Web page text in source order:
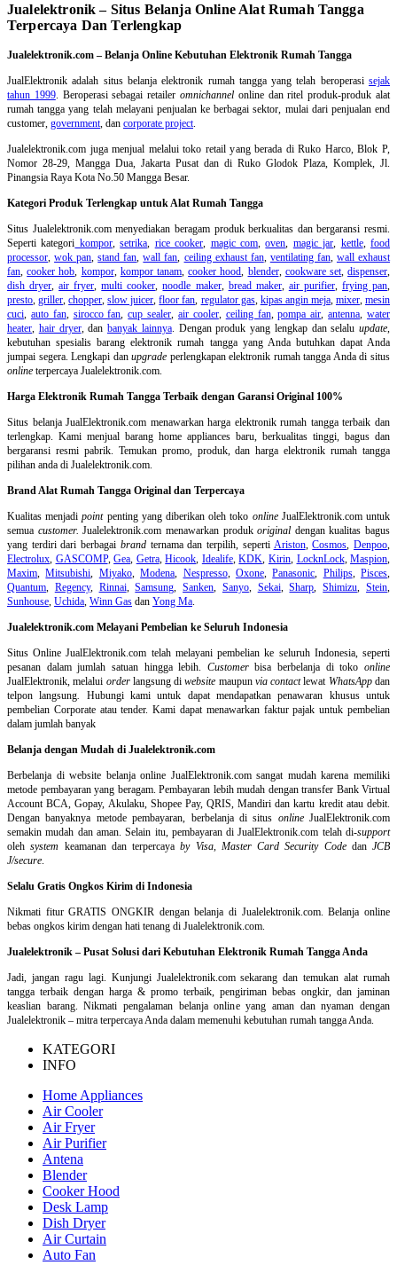
Jualelektronik – Situs Belanja Online Alat Rumah Tangga
Terpercaya Dan Terlengkap
Jualelektronik.com – Belanja Online Kebutuhan Elektronik Rumah Tangga
JualElektronik adalah situs belanja elektronik rumah tanggayang telah beroperasisejak
tahun 1999. Beroperasi sebagai retaileromnichannel online dan ritel produk-produk alat
rumah tangga yang telah melayani penjualan ke berbagai sektor, mulai dari penjualan end
customer, government , dan corporate project
Jualelektronik.com juga menjual melalui toko retail yang berada di Ruko Harco, Blok P,
Nomor 28-29, Mangga Dua, Jakarta Pusat dan di Ruko Glodok Plaza, Komplek, Jl.
Pinangsia Raya Kota No.50 Mangga Besar.
Kategori Produk Terlengkap untuk Alat Rumah Tangga
Situs Jualelektronik.com menyediakan beragam produk berkualitas dan bergaransi resmi.
Seperti kategori kompor,setrika rice cooker magic com,oven magic jar kettle,food
processor ,wok pan ,stand fan ,wall fan ceiling exhaust fan, ventilating fan, wall exhaust
fan ,cooker hob kompor, kompor tanam,cooker hood blender, cookware set,dispenser
dish dryer ,air fryer ,multi cooker ,noodle maker, bread maker, air purifier, frying pan
presto ,griller ,chopper ,slow juicer ,floor fan regulator gas, kipas angin meja, mixer,mesin
cuci auto fan, sirocco fan ,cup sealer ,air cooler, ceiling fan,pompa air ,antenna ,water
heater hair dryer, dan banyak lainnya. Dengan produk yang lengkap dan selalu update
kebutuhan spesialis barang elektronik rumah tangga yang Anda butuhkan dapat Anda
jumpai segera. Lengkapi danupgrade perlengkapan elektronik rumah tangga Anda di situs
online terpercaya Jualelektronik.com.
Harga Elektronik Rumah Tangga Terbaik dengan Garansi Original 100%
Situs belanjaJualElektronik.com menawarkan harga elektronik rumah tangga terbaik dan
terlengkap. Kami menjual barang home appliances baru, berkualitas tinggi, bagus dan
bergaransi resmi pabrik. Temukan promo, produk, dan harga elektronik rumah tangga
pilihan anda di Jualelektronik.com.
Brand Alat Rumah Tangga Original dan Terpercaya
Kualitas menjadipointpenting yang diberikan oleh toko onlineJualElektronik.com untuk
semua customer. Jualelektronik.com menawarkan produkoriginal dengan kualitas bagus
yang terdiri dari berbagai brandternama dan terpilih, seperti Ariston,Cosmos ,Denpoo
Electrolux GASCOMP,Gea Getra,Hicook Idealife,KDK Kirin, LocknLock,Maspion
Maxim ,Mitsubishi Miyako,Modena Nespresso, Oxone,Panasonic Philips, Pisces
Quantum
Regency, Rinnai,Samsung ,Sanken Sanyo, Sekai,Sharp ,Shimizu ,Stein
Sunhouse Uchida Winn Gas dan Yong Ma
Jualelektronik.com Melayani Pembelian ke Seluruh Indonesia
Situs Online JualElektronik.com telah melayani pembelian ke seluruh Indonesia, seperti
pesanan dalam jumlah satuan hingga lebih. Customerbisa berbelanja di tokoonline
JualElektronik, melalui orderlangsung diwebsite maupun via contactlewat WhatsAppdan
telpon langsung
Hubungi kami untuk dapat mendapatkan penawaran khusus untuk
pembelian Corporate atau tender. Kami dapat menawarkan faktur pajak untuk pembelian
dalam jumlah banyak
Belanja dengan Mudah di Jualelektronik.com
Berbelanja diwebsite belanja online JualElektronik.com sangat mudah karena memiliki
metode pembayaran yang beragam. Pembayaran lebih mudah dengan transfer Bank Virtual
Account BCA, Gopay, Akulaku, Shopee Pay, QRIS, Mandiri dan kartu kredit atau debit.
Dengan banyaknya metode pembayaran, berbelanja di situs onlineJualElektronik.com
semakin mudah dan aman. Selain itu, pembayaran di JualElektronik.com telah di-support
olehsystem keamanan dan terpercayaby Visa, Master Card Security Codedan JCB
J/secure
Selalu Gratis Ongkos Kirim di Indonesia
Nikmati fitur GRATIS ONGKIR dengan belanja di Jualelektronik.com. Belanja online
bebas ongkos kirim dengan hati tenang di Jualelektronik.com.
Jualelektronik – Pusat Solusi dari Kebutuhan Elektronik Rumah Tangga Anda
Jadi, jangan ragu lagi. Kunjungi Jualelektronik.com sekarang dan temukan alat rumah
tangga terbaik dengan harga & promo terbaik, pengiriman bebas ongkir, dan jaminan
keaslian barang. Nikmati pengalaman belanja online yang aman dan nyaman dengan
Jualelektronik – mitra terpercaya Anda dalam memenuhi kebutuhan rumah tangga Anda.
KATEGORI
INFO
Home Appliances
Air Cooler
Air Fryer
Air Purifier
Antena
Blender
Cooker Hood
Desk Lamp
Dish Dryer
Air Curtain
Auto Fan